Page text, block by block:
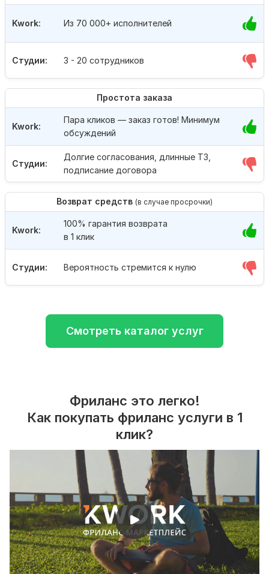
Студии: 3 - 20 сотрудников
Kwork: Из 70 000+ исполнителей
Простота заказа
Студии:
Долгие согласования, длинные ТЗ,
подписание договора
Kwork:
Пара кликов — заказ готов! Минимум
обсуждений
Возврат средств (в случае просрочки)
Студии: Вероятность стремится к нулю
Kwork:
100% гарантия возврата
в 1 клик
Смотреть каталог услуг
Фриланс это легко!
Как покупать фриланс услуги в 1
клик?